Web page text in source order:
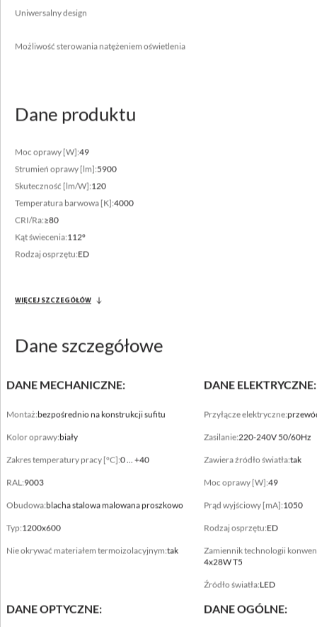
Uniwersalny design
Możliwość sterowania natężeniem oświetlenia
Dane produktu
Moc oprawy [W]:49
Strumień oprawy [lm]:5900
Skuteczność [lm/W]:120
Temperatura barwowa [K]:4000
CRI/Ra:≥80
Kąt świecenia:112°
Rodzaj osprzętu:ED
WIĘCEJ SZCZEGÓŁÓW
Dane szczegółowe
DANE MECHANICZNE:
Montaż:bezpośrednio na konstrukcji sufitu
Kolor oprawy:biały
Zakres temperatury pracy [°C]:0 ... +40
RAL:9003
Obudowa:blacha stalowa malowana proszkowo
Typ:1200x600
Nie okrywać materiałem termoizolacyjnym:tak
DANE ELEKTRYCZNE:
Przyłącze elektryczne:
Zasilanie:220-240V 50/60Hz
Zawiera źródło światła:tak
Moc oprawy [W]:49
Prąd wyjściowy [mA]:1050
Rodzaj osprzętu:ED
Zamiennik technologii
4x28W T5
Źródło światła:LED
DANE OPTYCZNE: DANE OGÓLNE:
Możliwość sterowania natężeniem oświetlenia
aule, biura, sale lekcyjne
Zakres strumienia świetlnego
4200 - 9200 [lm]
biały